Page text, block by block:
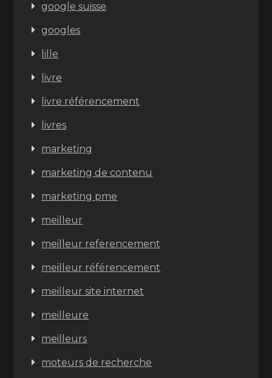
google suisse
googles
lille
livre
livre référencement
livres
marketing
marketing de contenu
marketing pme
meilleur
meilleur referencement
meilleur référencement
meilleur site internet
meilleure
meilleurs
moteurs de recherche